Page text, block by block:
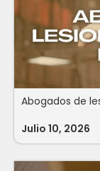
Abogados de
Julio 10, 2026